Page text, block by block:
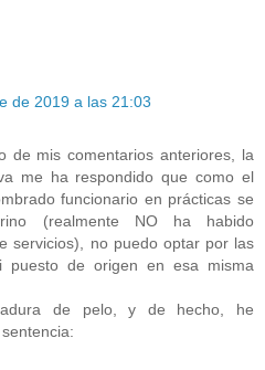
de 2019 a las 21:03
de mis comentarios anteriores, la
me ha respondido que como el
funcionario en prácticas se
(realmente NO ha habido
servicios), no puedo optar por las
puesto de origen en esa misma
de pelo, y de hecho, he